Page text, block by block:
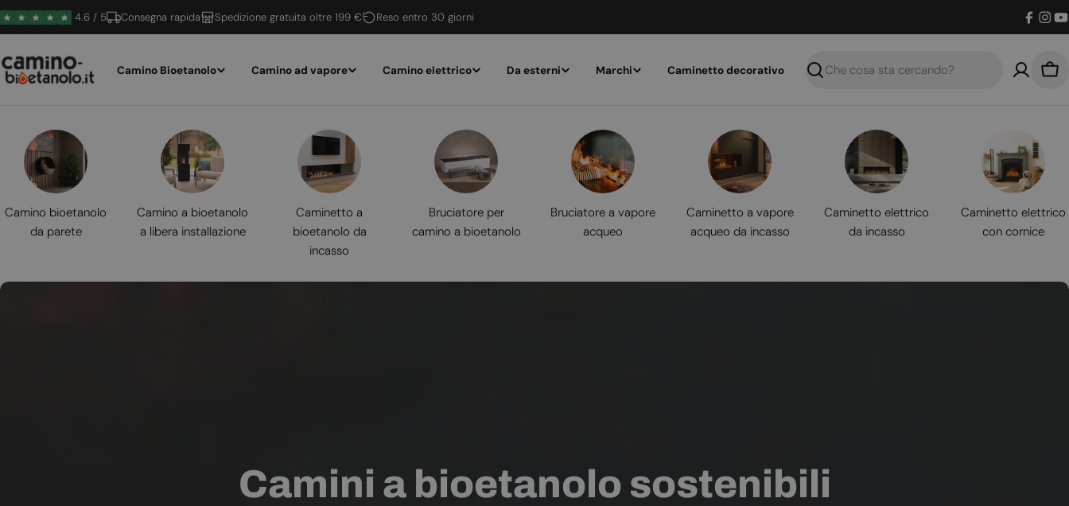
Vai
al
4.6 / 5 Consegna rapida Spedizione gratuita oltre 199 € Reso entro 30 giorni
Camino Bioetanolo Camino ad vapore Camino elettrico Da esterni Marchi Caminetto decorativo
Ricerca
Camino bioetanolo
da parete
Camino a bioetanolo
a libera installazione
Caminetto a
bioetanolo da
incasso
Bruciatore per
camino a bioetanolo
Bruciatore a vapore
acqueo
Caminetto a vapore
acqueo da incasso
Caminetto elettrico
da incasso
Caminetto elettrico
con cornice
Camini a bioetanolo sostenibili